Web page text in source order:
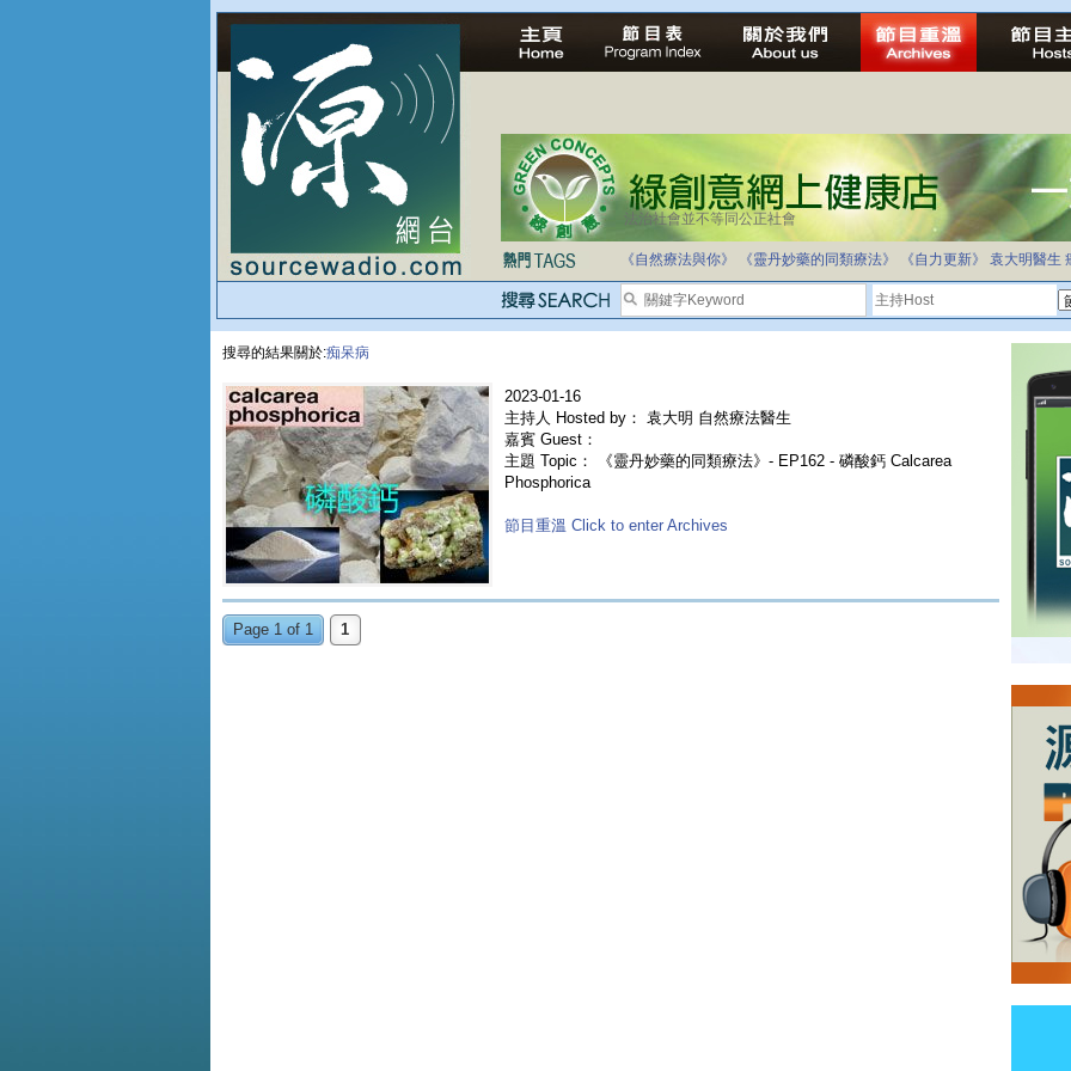
法治社會並不等同公正社會
《自然療法與你》 《靈丹妙藥的同類療法》 《自力更新》 袁大明醫生
搜尋的結果關於:痴呆病
2023-01-16
主持人 Hosted by： 袁大明 自然療法醫生
嘉賓 Guest：
主題 Topic： 《靈丹妙藥的同類療法》- EP162 - 磷酸鈣 Calcarea
Phosphorica
節目重溫 Click to enter Archives
Page 1 of 1 1